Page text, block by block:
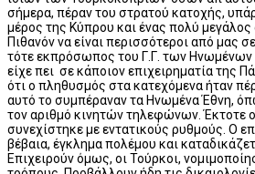
σήμερα, πέραν του στρατού κατοχής,
μέρος της Κύπρου και ένας πολύ μεγάλος
Πιθανόν να είναι περισσότεροι από μας
τότε εκπρόσωπος του Γ.Γ. των
είχε πει σε κάποιον επιχειρηματία της
ότι ο πληθυσμός στα κατεχόμενα ήταν
αυτό το συμπέραναν τα Ηνωμένα Έθνη,
τον αριθμό κινητών τηλεφώνων. Έκτοτε
συνεχίστηκε με εντατικούς ρυθμούς. Ο
βέβαια, έγκλημα πολέμου και
Επιχειρούν όμως, οι Τούρκοι,